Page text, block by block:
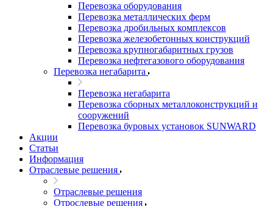
Перевозка оборудования
Перевозка металлических ферм
Перевозка дробильных комплексов
Перевозка железобетонных конструкций
Перевозка крупногабаритных грузов
Перевозка нефтегазового оборудования
Перевозка негабарита
Перевозка негабарита
Перевозка сборных металлоконструкций и
сооружений
Перевозка буровых установок SUNWARD
Акции
Статьи
Информация
Отраслевые решения
Отраслевые решения
Отрослевые решения